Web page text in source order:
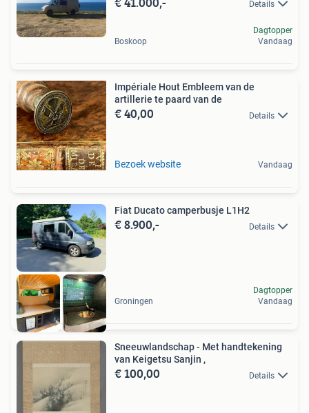
Details
Boskoop
Dagtopper
Vandaag
Impériale Hout Embleem van de
artillerie te paard van de
€ 40,00 Details
Bezoek website Vandaag
Fiat Ducato camperbusje L1H2
€ 8.900,- Details
Groningen
Dagtopper
Vandaag
Sneeuwlandschap - Met handtekening
van Keigetsu Sanjin ,
€ 100,00 Details